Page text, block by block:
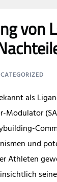
von
als
Modulator
und
Athleten